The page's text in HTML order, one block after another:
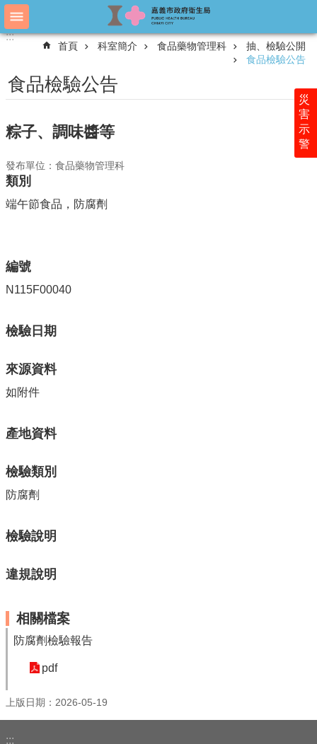
跳到主要內容區塊
進
認
衛
生
局
介
附
位
公
開
資
公
息
服
專
主
區
English
頁
:::
災
害
示
警
:::
首頁 科室簡介 食品藥物管理科
抽、檢驗公開
食品檢驗公告
食品檢驗公告
粽子、調味醬等
發布單位：食品藥物管理科
類別
端午節食品，防腐劑
編號
N115F00040
檢驗日期
來源資料
如附件
產地資料
檢驗類別
防腐劑
檢驗說明
違規說明
相關檔案
防腐劑檢驗報告
pdf
上版日期：2026-05-19
:::